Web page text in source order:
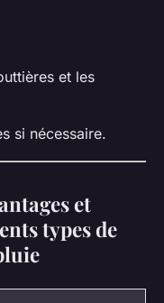
et les
si nécessaire.
et
types de